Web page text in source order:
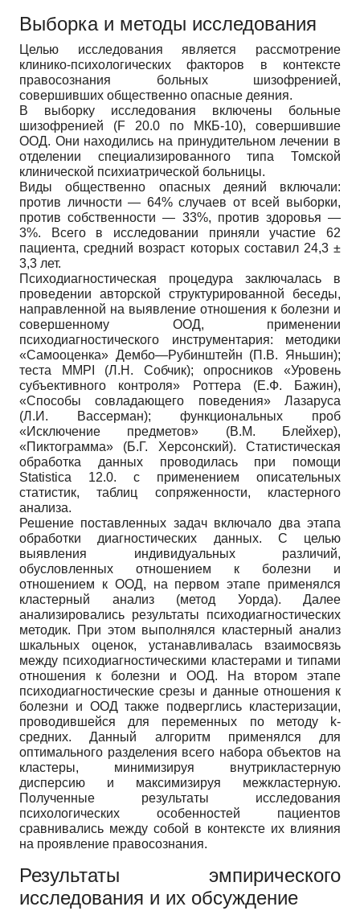
Выборка и методы исследования
Целью исследования является рассмотрение
клинико-психологических факторов в контексте
правосознания больных шизофренией,
совершивших общественно опасные деяния.
В выборку исследования включены больные
шизофренией (F 20.0 по МКБ-10), совершившие
ООД. Они находились на принудительном лечении в
отделении специализированного типа Томской
клинической психиатрической больницы.
Виды общественно опасных деяний включали:
против личности — 64% случаев от всей выборки,
против собственности — 33%, против здоровья —
3%. Всего в исследовании приняли участие 62
пациента, средний возраст которых составил 24,3 ±
3,3 лет.
Психодиагностическая процедура заключалась в
проведении авторской структурированной беседы,
направленной на выявление отношения к болезни и
совершенному ООД, применении
психодиагностического инструментария: методики
«Самооценка» Дембо—Рубинштейн (П.В. Яньшин);
теста MMPI (Л.Н. Собчик); опросников «Уровень
субъективного контроля» Роттера (Е.Ф. Бажин),
«Способы совладающего поведения» Лазаруса
(Л.И. Вассерман); функциональных проб
«Исключение предметов» (В.М. Блейхер),
«Пиктограмма» (Б.Г. Херсонский). Статистическая
обработка данных проводилась при помощи
Statistica 12.0. с применением описательных
статистик, таблиц сопряженности, кластерного
анализа.
Решение поставленных задач включало два этапа
обработки диагностических данных. С целью
выявления индивидуальных различий,
обусловленных отношением к болезни и
отношением к ООД, на первом этапе применялся
кластерный анализ (метод Уорда). Далее
анализировались результаты психодиагностических
методик. При этом выполнялся кластерный анализ
шкальных оценок, устанавливалась взаимосвязь
между психодиагностическими кластерами и типами
отношения к болезни и ООД. На втором этапе
психодиагностические срезы и данные отношения к
болезни и ООД также подверглись кластеризации,
проводившейся для переменных по методу k-
средних. Данный алгоритм применялся для
оптимального разделения всего набора объектов на
кластеры, минимизируя внутрикластерную
дисперсию и максимизируя межкластерную.
Полученные результаты исследования
психологических особенностей пациентов
сравнивались между собой в контексте их влияния
на проявление правосознания.
Результаты эмпирического
исследования и их обсуждение